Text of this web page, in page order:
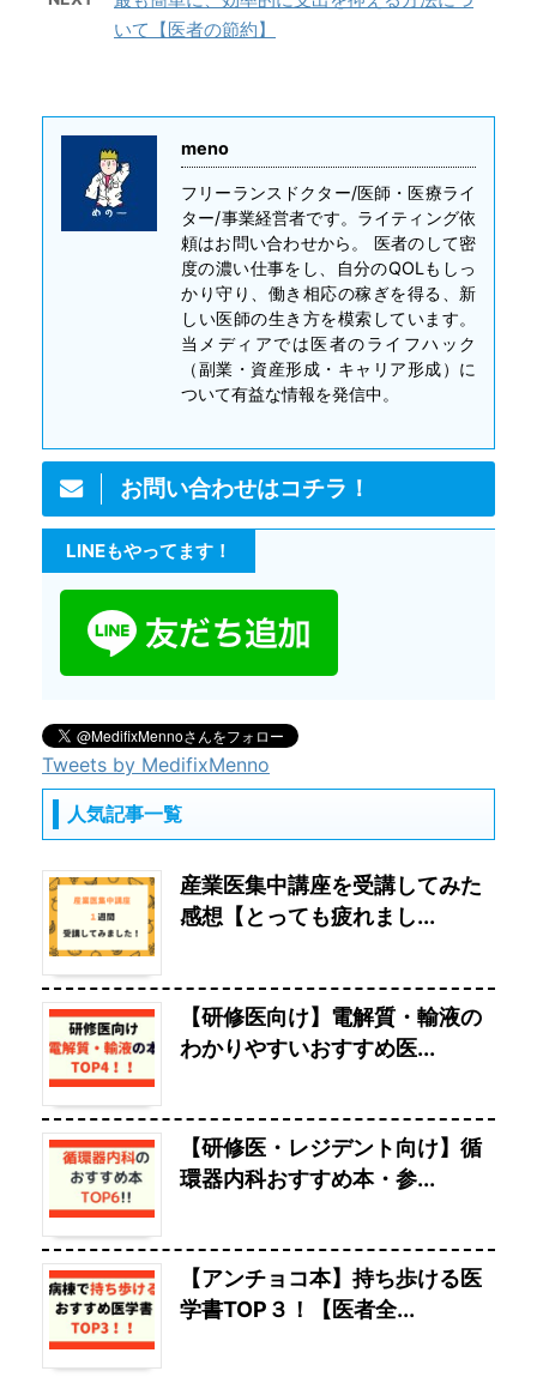
いて【医者の節約】
meno
フリーランスドクター/医師・医療ライ
ター/事業経営者です。ライティング依
頼はお問い合わせから。 医者のして密
度の濃い仕事をし、自分のQOLもしっ
かり守り、働き相応の稼ぎを得る、新
しい医師の生き方を模索しています。
当メディアでは医者のライフハック
（副業・資産形成・キャリア形成）に
ついて有益な情報を発信中。
お問い合わせはコチラ！
LINEもやってます！
Tweets by MedifixMenno
人気記事一覧
産業医集中講座を受講してみた
感想【とっても疲れまし...
【研修医向け】電解質・輸液の
わかりやすいおすすめ医...
【研修医・レジデント向け】循
環器内科おすすめ本・参...
【アンチョコ本】持ち歩ける医
学書TOP３！【医者全...